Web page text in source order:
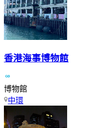
香港海事博物館
博物館
中環